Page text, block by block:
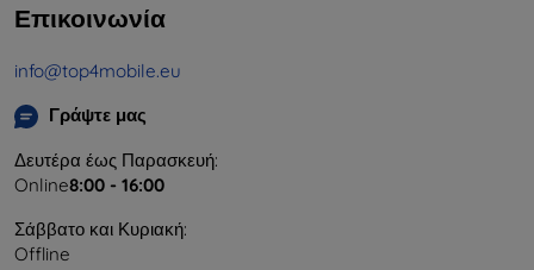
Επικοινωνία
info@top4mobile.eu
Γράψτε μας
Δευτέρα έως Παρασκευή:
Online8:00 - 16:00
Σάββατο και Κυριακή:
Offline